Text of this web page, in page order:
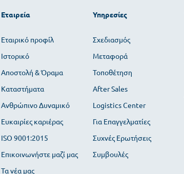
Εταιρεία
Εταιρικό προφίλ
Ιστορικό
Αποστολή & Όραμα
Καταστήματα
Ανθρώπινο Δυναμικό
Ευκαιρίες καριέρας
ISO 9001:2015
Επικοινωνήστε μαζί μας
Τα νέα μας
Υπηρεσίες
Σχεδιασμός
Μεταφορά
Τοποθέτηση
After Sales
Logistics Center
Για Επαγγελματίες
Συχνές Ερωτήσεις
Συμβουλές